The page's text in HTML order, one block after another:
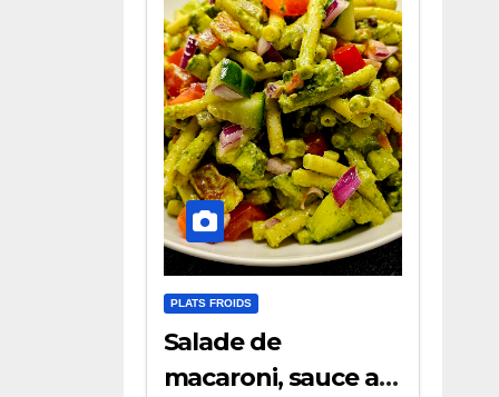
PLATS FROIDS
Salade de
macaroni, sauce au